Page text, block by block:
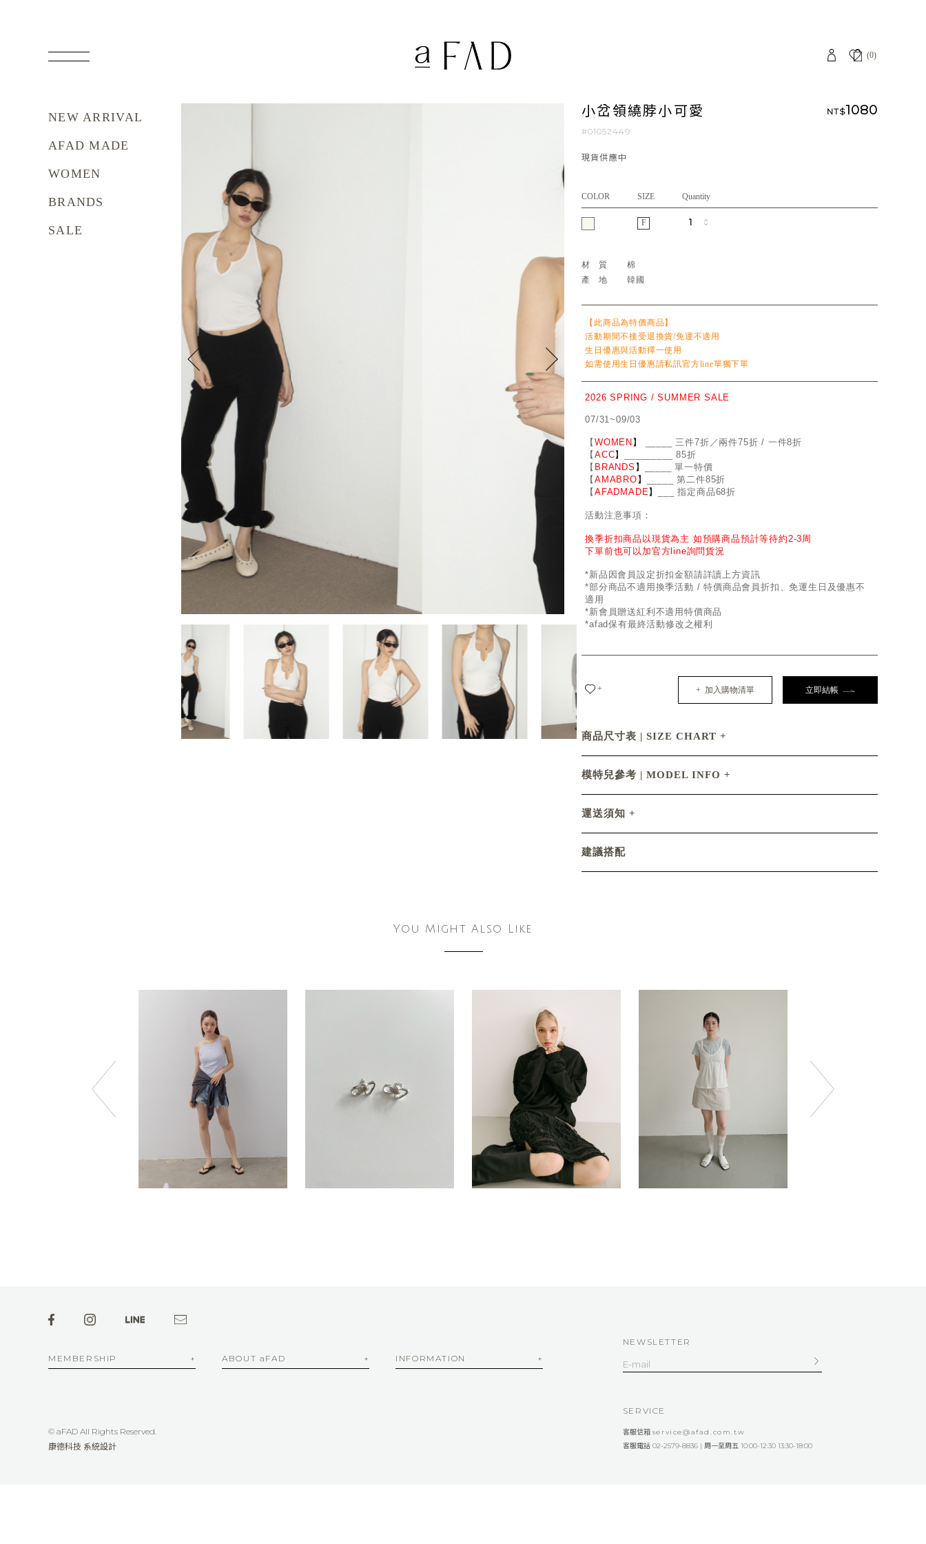
(0)
NEW ARRIVAL
AFAD MADE
WOMEN
BRANDS
SALE
小岔領繞脖小可愛
#01052449
現貨供應中
NT$1080
COLOR SIZE Quantity
F
材質 棉
產地 韓國
【此商品為特價商品】
活動期間不接受退換貨/免運不適用
生日優惠與活動擇一使用
如需使用生日優惠請私訊官方line單獨下單
2026 SPRING / SUMMER SALE
07/31~09/03
【 WOMEN 】
___ 三件7折／兩件75折 / 一件8折
【 ACC】
____ 85折
【 BRANDS 】
_ 單一特價
【 AMABRO 】
_ 第二件85折
【 AFADMADE】 ___ 指定商品68折
活動注意事項：
換季折扣商品以現貨為主 如預購商品預計等待約2-3周
下單前也可以加官方line詢問貨況
*新品因會員設定折扣金額請詳讀上方資訊
*部分商品不適用換季活動 / 特價商品會員折扣、免運生日及優惠不
適用
*新會員贈送紅利不適用特價商品
*afad保有最終活動修改之權利
+ + 加入購物清單 立即結帳
商品尺寸表 | SIZE CHART
模特兒參考 | MODEL INFO
運送須知
建議搭配
You Might Also Like
MEMBERSHIP ABOUT aFAD INFORMATION
NEWSLETTER
SERVICE
客服信箱 service@afad.com.tw
客服電話 02-2579-8836 | 周一至周五 10:00-12:30 13:30-18:00
© aFAD All Rights Reserved.
康德科技 系統設計